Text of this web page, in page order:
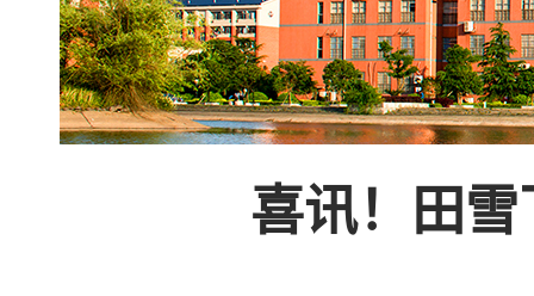
喜讯！田